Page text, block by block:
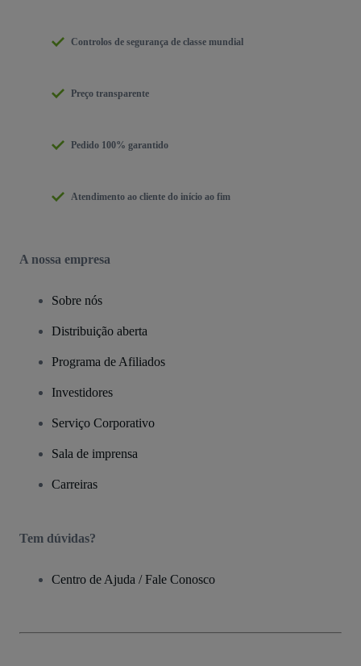
Controlos de segurança de classe mundial
Preço transparente
Pedido 100% garantido
Atendimento ao cliente do início ao fim
A nossa empresa
Sobre nós
Distribuição aberta
Programa de Afiliados
Investidores
Serviço Corporativo
Sala de imprensa
Carreiras
Tem dúvidas?
Centro de Ajuda / Fale Conosco